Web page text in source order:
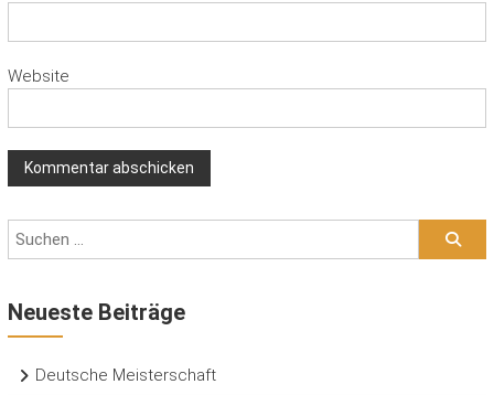
Website
Neueste Beiträge
Deutsche Meisterschaft